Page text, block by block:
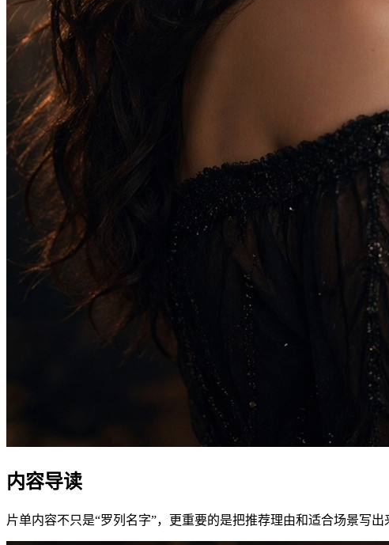
内容导读
片单内容不只是“罗列名字”，更重要的是把推荐理由和适合场景写